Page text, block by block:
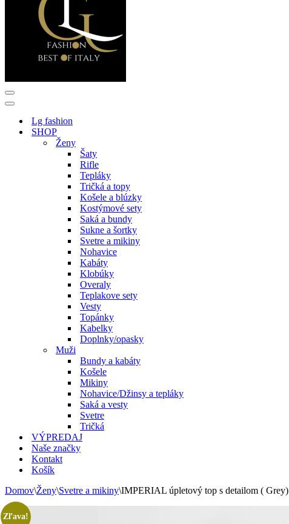
Menu
navigácie
Menu
navigácieLg fashion
SHOP
Ženy
Šaty
Rifle
Tepláky
Tričká a topy
Košele a blúzky
Kostýmové sety
Saká a bundy
Sukne a šortky
Svetre a mikiny
Nohavice
Kabáty
Klobúky
Overaly
Teplakove sety
Vesty
Topánky
Kabelky
Doplnky/opasky
Muži
Bundy a kabáty
Košele
Mikiny
Nohavice/Džinsy a tepláky
Saká a vesty
Svetre
Tričká
VÝPREDAJ
Naše značky
Kontakt
Košík
Domov\Ženy\Svetre a mikiny\IMPERIAL úpletový top s detailom ( Grey)
Zľava!